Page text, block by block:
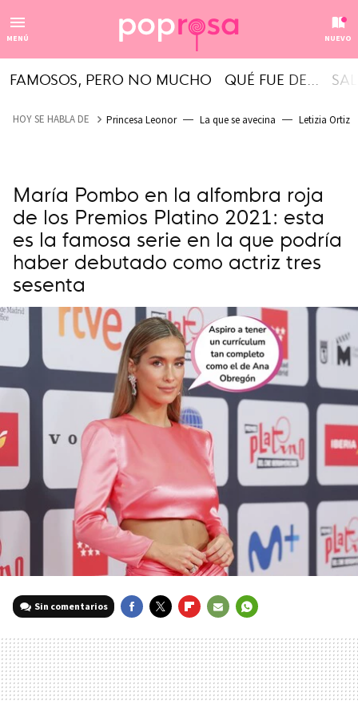
MENÚ NUEVO
FAMOSOS, PERO NO MUCHO QUÉ FUE DE...
HOY SE HABLA DE Princesa Leonor La que se avecina Letizia Ortiz
María Pombo en la alfombra roja
de los Premios Platino 2021: esta
es la famosa serie en la que podría
haber debutado como actriz tres
sesenta
Sin comentarios
MAIL